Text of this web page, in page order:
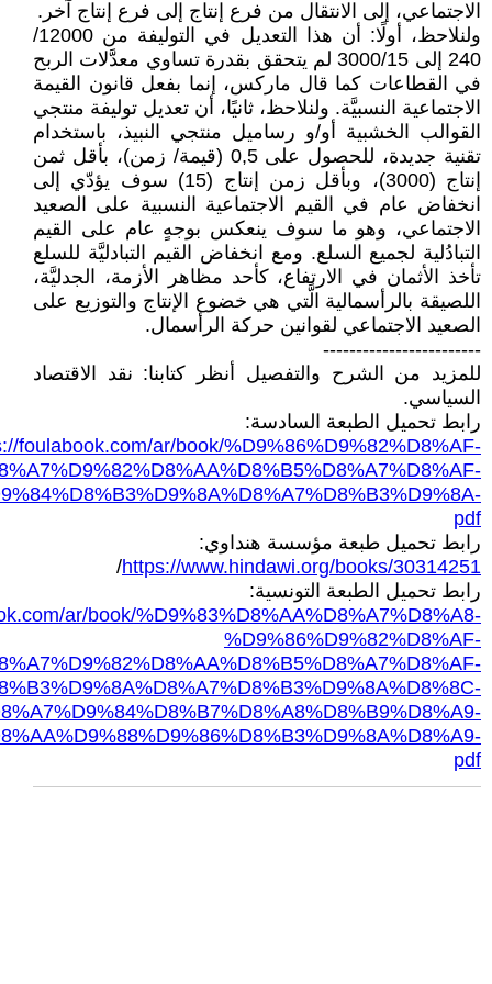
الاجتماعي، إلى الانتقال من فرع إنتاج إلى فرع إنتاج آخر.
ولنلاحظ، أولًا: أن هذا التعديل في التوليفة من 12000/
240 إلى 3000/15 لم يتحقق بقدرة تساوي معدَّلات الربح
في القطاعات كما قال ماركس، إنما بفعل قانون القيمة
الاجتماعية النسبيَّة. ولنلاحظ، ثانيًا، أن تعديل توليفة منتجي
القوالب الخشبية أو/و رساميل منتجي النبيذ، باستخدام
تقنية جديدة، للحصول على 0,5 (قيمة/ زمن)، بأقل ثمن
إنتاج (3000)، وبأقل زمن إنتاج (15) سوف يؤدّي إلى
انخفاض عام في القيم الاجتماعية النسبية على الصعيد
الاجتماعي، وهو ما سوف ينعكس بوجهٍ عام على القيم
التبادُلية لجميع السلع. ومع انخفاض القيم التبادليَّة للسلع
تأخذ الأثمان في الارتفاع، كأحد مظاهر الأزمة، الجدليَّة،
اللصيقة بالرأسمالية الَّتي هي خضوع الإنتاج والتوزيع على
الصعيد الاجتماعي لقوانين حركة الرأسمال.
------------------------
للمزيد من الشرح والتفصيل أنظر كتابنا: نقد الاقتصاد
السياسي.
رابط تحميل الطبعة السادسة:
foulabook.com/ar/book/%D9%86%D9%82%D8%AF-
pdf
رابط تحميل طبعة مؤسسة هنداوي:
https://www.hindawi.org/books/30314251
/
رابط تحميل الطبعة التونسية:
ar/book/%D9%83%D8%AA%D8%A7%D8%A8-
%D9%86%D9%82%D8%AF-
pdf